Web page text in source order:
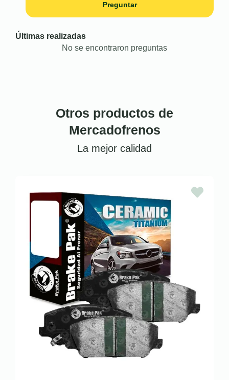
Preguntar
Últimas realizadas
No se encontraron preguntas
Otros productos de
Mercadofrenos
La mejor calidad